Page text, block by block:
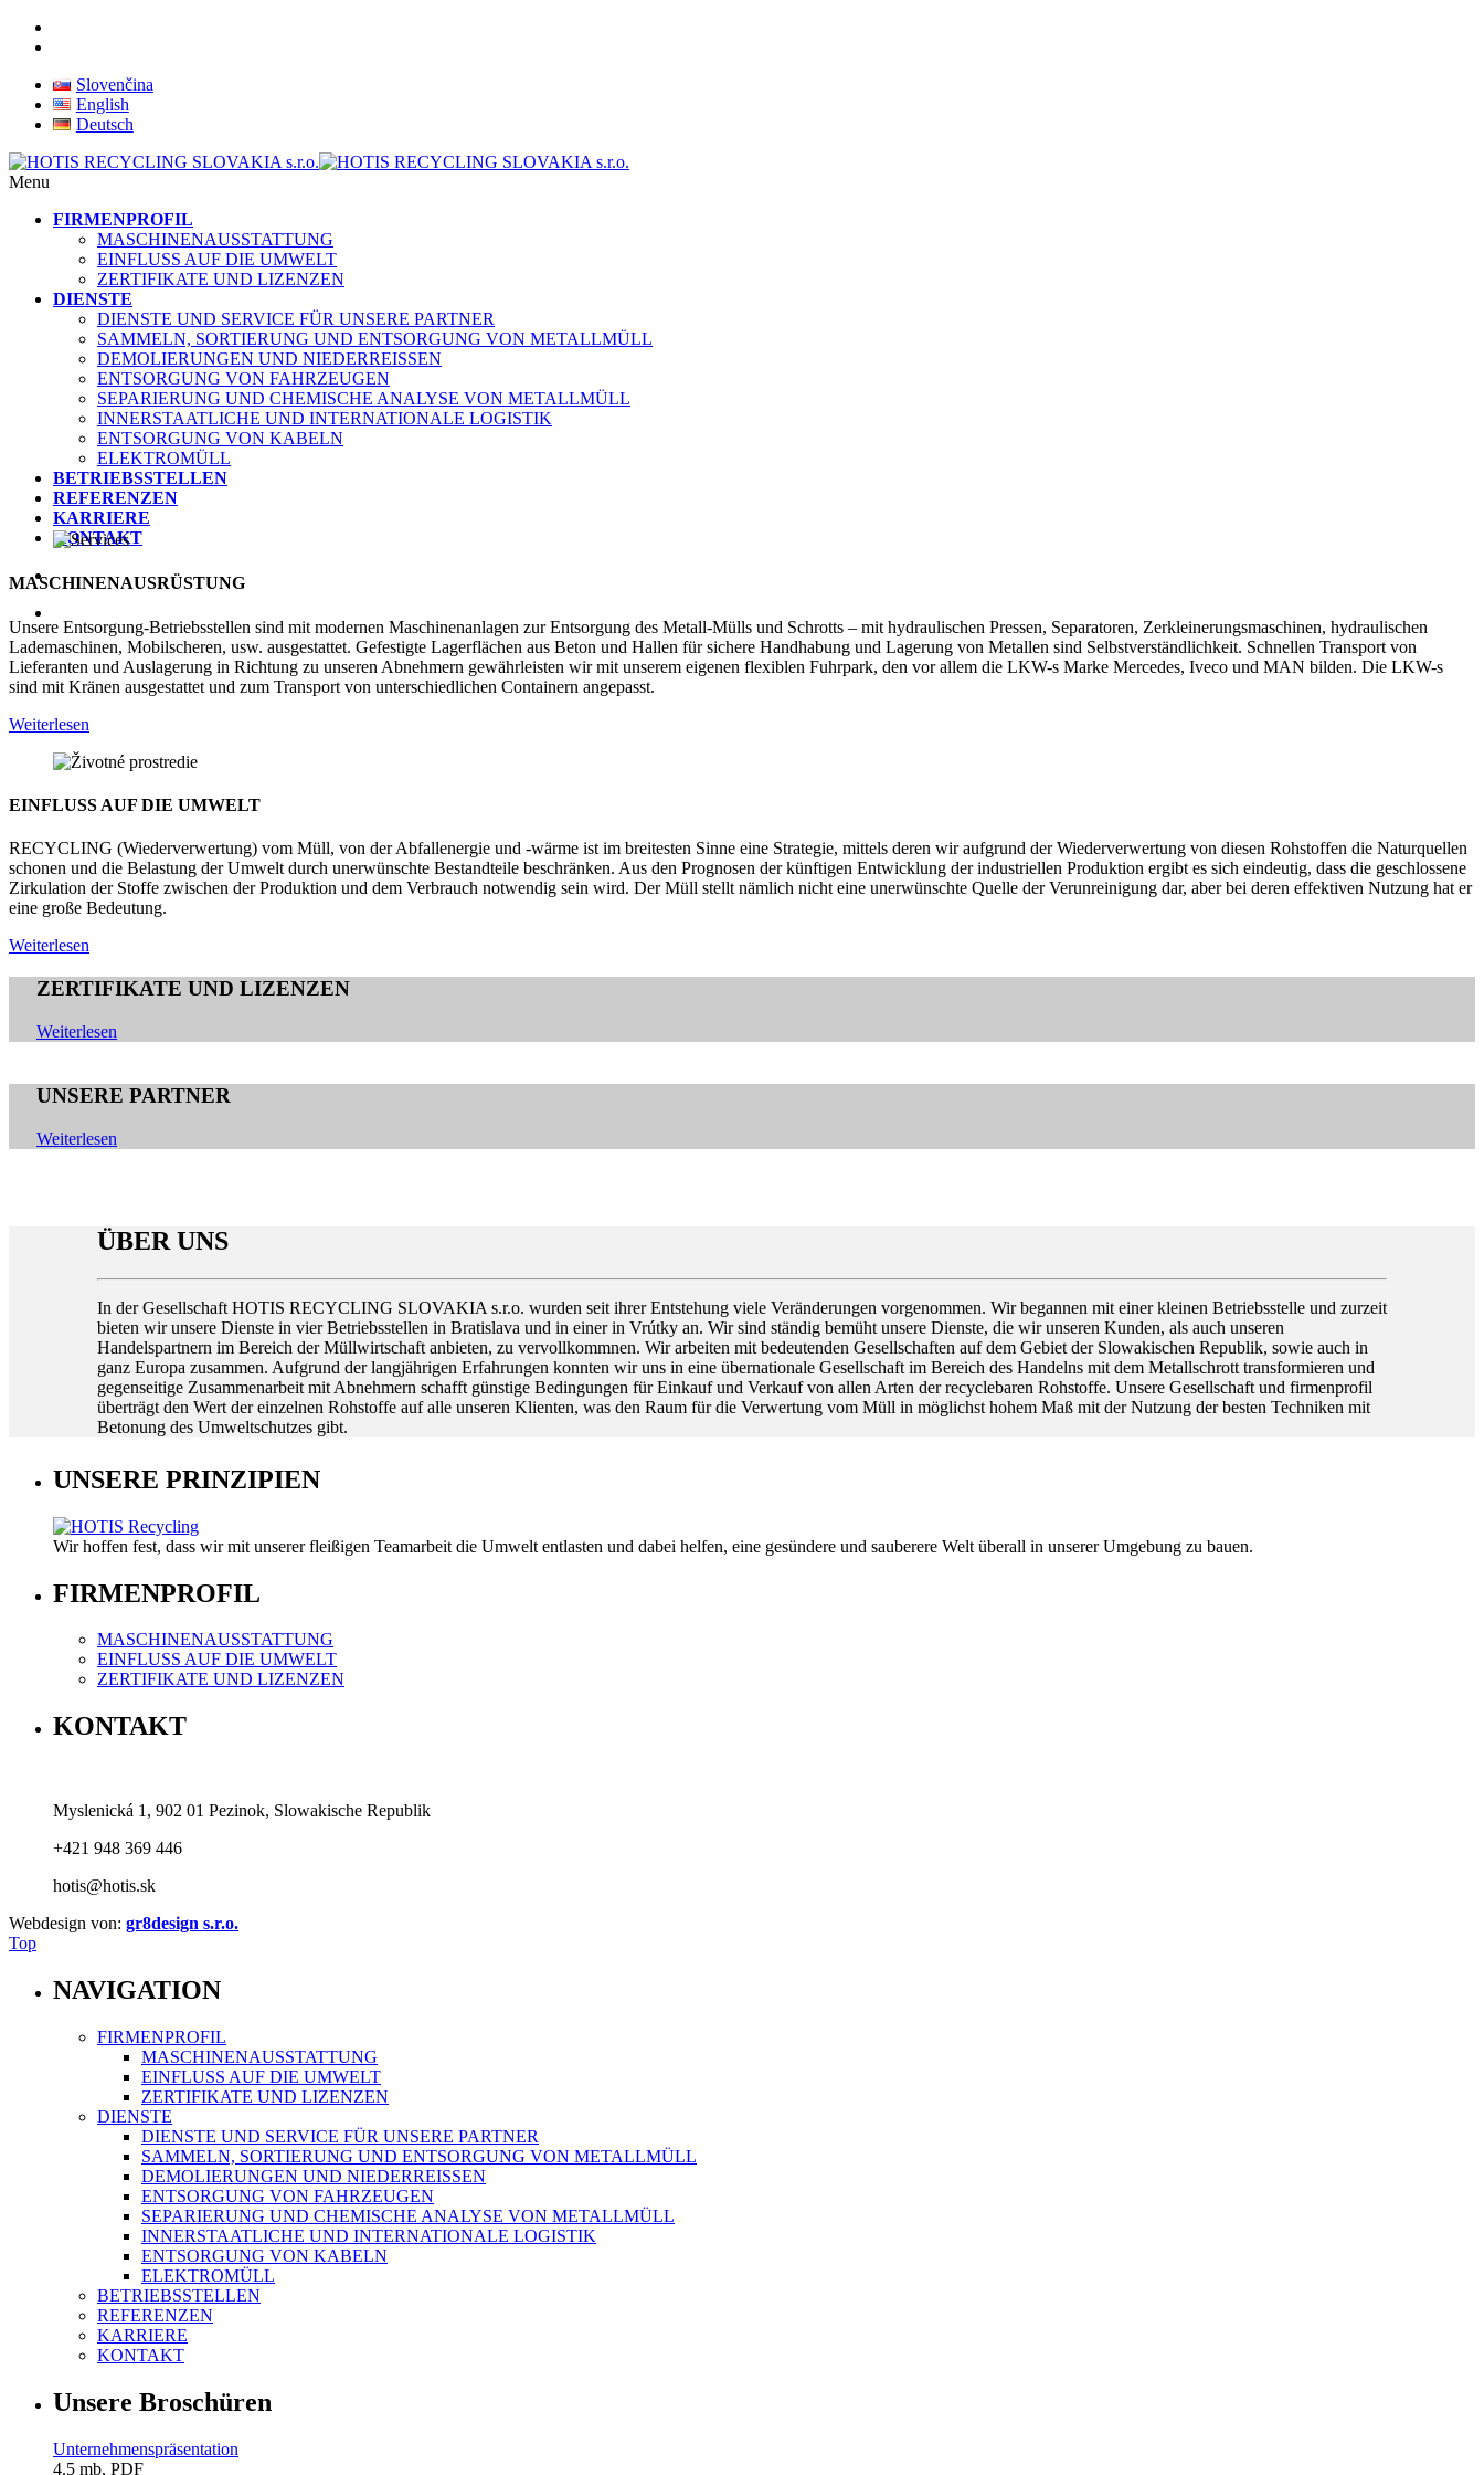
Slovenčina
English
Deutsch
Menu
FIRMENPROFIL
MASCHINENAUSSTATTUNG
EINFLUSS AUF DIE UMWELT
ZERTIFIKATE UND LIZENZEN
DIENSTE
DIENSTE UND SERVICE FÜR UNSERE PARTNER
SAMMELN, SORTIERUNG UND ENTSORGUNG VON METALLMÜLL
DEMOLIERUNGEN UND NIEDERREISSEN
ENTSORGUNG VON FAHRZEUGEN
SEPARIERUNG UND CHEMISCHE ANALYSE VON METALLMÜLL
INNERSTAATLICHE UND INTERNATIONALE LOGISTIK
ENTSORGUNG VON KABELN
ELEKTROMÜLL
BETRIEBSSTELLEN
REFERENZEN
KARRIERE
KONTAKT
MASCHINENAUSRÜSTUNG
Unsere Entsorgung-Betriebsstellen sind mit modernen Maschinenanlagen zur Entsorgung des Metall-Mülls und Schrotts – mit hydraulischen Pressen, Separatoren, Zerkleinerungsmaschinen, hydraulischen
Lademaschinen, Mobilscheren, usw. ausgestattet. Gefestigte Lagerflächen aus Beton und Hallen für sichere Handhabung und Lagerung von Metallen sind Selbstverständlichkeit. Schnellen Transport von
Lieferanten und Auslagerung in Richtung zu unseren Abnehmern gewährleisten wir mit unserem eigenen flexiblen Fuhrpark, den vor allem die LKW-s Marke Mercedes, Iveco und MAN bilden. Die LKW-s
sind mit Kränen ausgestattet und zum Transport von unterschiedlichen Containern angepasst.
Weiterlesen
EINFLUSS AUF DIE UMWELT
RECYCLING (Wiederverwertung) vom Müll, von der Abfallenergie und -wärme ist im breitesten Sinne eine Strategie, mittels deren wir aufgrund der Wiederverwertung von diesen Rohstoffen die Naturquellen
schonen und die Belastung der Umwelt durch unerwünschte Bestandteile beschränken. Aus den Prognosen der künftigen Entwicklung der industriellen Produktion ergibt es sich eindeutig, dass die geschlossene
Zirkulation der Stoffe zwischen der Produktion und dem Verbrauch notwendig sein wird. Der Müll stellt nämlich nicht eine unerwünschte Quelle der Verunreinigung dar, aber bei deren effektiven Nutzung hat er
eine große Bedeutung.
Weiterlesen
ZERTIFIKATE UND LIZENZEN
Weiterlesen
UNSERE PARTNER
Weiterlesen
ÜBER UNS
In der Gesellschaft HOTIS RECYCLING SLOVAKIA s.r.o. wurden seit ihrer Entstehung viele Veränderungen vorgenommen. Wir begannen mit einer kleinen Betriebsstelle und zurzeit
bieten wir unsere Dienste in vier Betriebsstellen in Bratislava und in einer in Vrútky an. Wir sind ständig bemüht unsere Dienste, die wir unseren Kunden, als auch unseren
Handelspartnern im Bereich der Müllwirtschaft anbieten, zu vervollkommnen. Wir arbeiten mit bedeutenden Gesellschaften auf dem Gebiet der Slowakischen Republik, sowie auch in
ganz Europa zusammen. Aufgrund der langjährigen Erfahrungen konnten wir uns in eine übernationale Gesellschaft im Bereich des Handelns mit dem Metallschrott transformieren und
gegenseitige Zusammenarbeit mit Abnehmern schafft günstige Bedingungen für Einkauf und Verkauf von allen Arten der recyclebaren Rohstoffe. Unsere Gesellschaft und firmenprofil
überträgt den Wert der einzelnen Rohstoffe auf alle unseren Klienten, was den Raum für die Verwertung vom Müll in möglichst hohem Maß mit der Nutzung der besten Techniken mit
Betonung des Umweltschutzes gibt.
UNSERE PRINZIPIEN
Wir hoffen fest, dass wir mit unserer fleißigen Teamarbeit die Umwelt entlasten und dabei helfen, eine gesündere und sauberere Welt überall in unserer Umgebung zu bauen.
FIRMENPROFIL
MASCHINENAUSSTATTUNG
EINFLUSS AUF DIE UMWELT
ZERTIFIKATE UND LIZENZEN
KONTAKT
Myslenická 1, 902 01 Pezinok, Slowakische Republik
+421 948 369 446
hotis@hotis.sk
Webdesign von: gr8design s.r.o.
Top
NAVIGATION
FIRMENPROFIL
MASCHINENAUSSTATTUNG
EINFLUSS AUF DIE UMWELT
ZERTIFIKATE UND LIZENZEN
DIENSTE
DIENSTE UND SERVICE FÜR UNSERE PARTNER
SAMMELN, SORTIERUNG UND ENTSORGUNG VON METALLMÜLL
DEMOLIERUNGEN UND NIEDERREISSEN
ENTSORGUNG VON FAHRZEUGEN
SEPARIERUNG UND CHEMISCHE ANALYSE VON METALLMÜLL
INNERSTAATLICHE UND INTERNATIONALE LOGISTIK
ENTSORGUNG VON KABELN
ELEKTROMÜLL
BETRIEBSSTELLEN
REFERENZEN
KARRIERE
KONTAKT
Unsere Broschüren
Unternehmenspräsentation
4.5 mb, PDF